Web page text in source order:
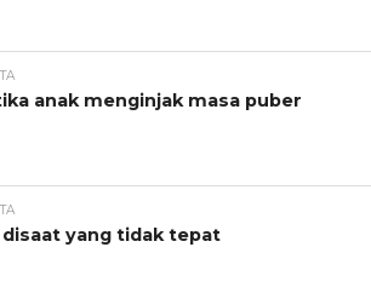
anak menginjak masa puber
disaat yang tidak tepat